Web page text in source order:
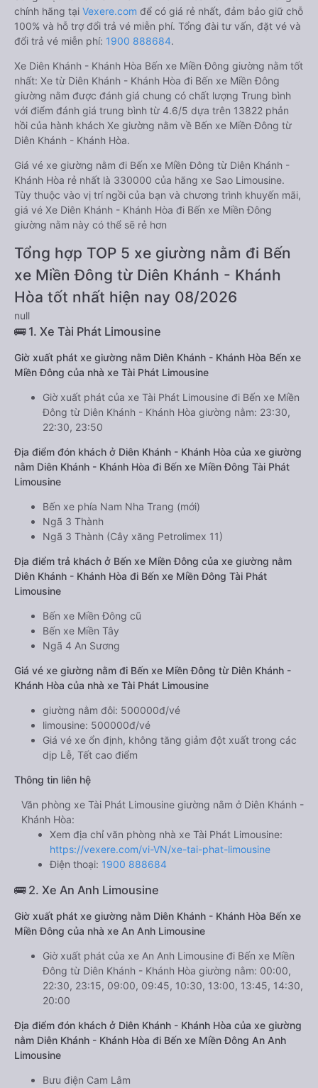
chính hãng tại Vexere.com để có giá rẻ nhất, đảm bảo giữ chỗ
100% và hỗ trợ đổi trả vé miễn phí. Tổng đài tư vấn, đặt vé và
đổi trả vé miễn phí: 1900 888684.
Xe Diên Khánh - Khánh Hòa Bến xe Miền Đông giường nằm tốt
nhất: Xe từ Diên Khánh - Khánh Hòa đi Bến xe Miền Đông
giường nằm được đánh giá chung có chất lượng Trung bình
với điểm đánh giá trung bình từ 4.6/5 dựa trên 13822 phản
hồi của hành khách Xe giường nằm về Bến xe Miền Đông từ
Diên Khánh - Khánh Hòa.
Giá vé xe giường nằm đi Bến xe Miền Đông từ Diên Khánh -
Khánh Hòa rẻ nhất là 330000 của hãng xe Sao Limousine.
Tùy thuộc vào vị trí ngồi của bạn và chương trình khuyến mãi,
giá vé Xe Diên Khánh - Khánh Hòa đi Bến xe Miền Đông
giường nằm này có thể sẽ rẻ hơn
Tổng hợp TOP 5 xe giường nằm đi Bến
xe Miền Đông từ Diên Khánh - Khánh
Hòa tốt nhất hiện nay 08/2026
null
🚌 1. Xe Tài Phát Limousine
Giờ xuất phát xe giường nằm Diên Khánh - Khánh Hòa Bến xe
Miền Đông của nhà xe Tài Phát Limousine
Giờ xuất phát của xe Tài Phát Limousine đi Bến xe Miền
Đông từ Diên Khánh - Khánh Hòa giường nằm: 23:30,
22:30, 23:50
Địa điểm đón khách ở Diên Khánh - Khánh Hòa của xe giường
nằm Diên Khánh - Khánh Hòa đi Bến xe Miền Đông Tài Phát
Limousine
Bến xe phía Nam Nha Trang (mới)
Ngã 3 Thành
Ngã 3 Thành (Cây xăng Petrolimex 11)
Địa điểm trả khách ở Bến xe Miền Đông của xe giường nằm
Diên Khánh - Khánh Hòa đi Bến xe Miền Đông Tài Phát
Limousine
Bến xe Miền Đông cũ
Bến xe Miền Tây
Ngã 4 An Sương
Giá vé xe giường nằm đi Bến xe Miền Đông từ Diên Khánh -
Khánh Hòa của nhà xe Tài Phát Limousine
giường nằm đôi: 500000đ/vé
limousine: 500000đ/vé
Giá vé xe ổn định, không tăng giảm đột xuất trong các
dịp Lễ, Tết cao điểm
Thông tin liên hệ
Văn phòng xe Tài Phát Limousine giường nằm ở Diên Khánh -
Khánh Hòa:
Xem địa chỉ văn phòng nhà xe Tài Phát Limousine:
https://vexere.com/vi-VN/xe-tai-phat-limousine
Điện thoại: 1900 888684
🚌 2. Xe An Anh Limousine
Giờ xuất phát xe giường nằm Diên Khánh - Khánh Hòa Bến xe
Miền Đông của nhà xe An Anh Limousine
Giờ xuất phát của xe An Anh Limousine đi Bến xe Miền
Đông từ Diên Khánh - Khánh Hòa giường nằm: 00:00,
22:30, 23:15, 09:00, 09:45, 10:30, 13:00, 13:45, 14:30,
20:00
Địa điểm đón khách ở Diên Khánh - Khánh Hòa của xe giường
nằm Diên Khánh - Khánh Hòa đi Bến xe Miền Đông An Anh
Limousine
Bưu điện Cam Lâm